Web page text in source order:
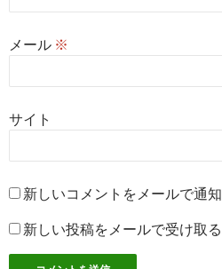
メール ※
サイト
新しいコメントをメールで通知
新しい投稿をメールで受け取る